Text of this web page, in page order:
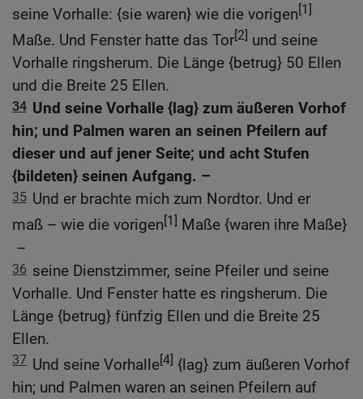
seine Vorhalle: {sie waren} wie die vorigen[1]
Maße. Und Fenster hatte das Tor[2] und seine
Vorhalle ringsherum. Die Länge {betrug} 50 Ellen
und die Breite 25 Ellen.
34 Und seine Vorhalle {lag} zum äußeren Vorhof
hin; und Palmen waren an seinen Pfeilern auf
dieser und auf jener Seite; und acht Stufen
{bildeten} seinen Aufgang. –
35 Und er brachte mich zum Nordtor. Und er
maß – wie die vorigen[1] Maße {waren ihre Maße}
–
36 seine Dienstzimmer, seine Pfeiler und seine
Vorhalle. Und Fenster hatte es ringsherum. Die
Länge {betrug} fünfzig Ellen und die Breite 25
Ellen.
37 Und seine Vorhalle[4] {lag} zum äußeren Vorhof
hin; und Palmen waren an seinen Pfeilern auf